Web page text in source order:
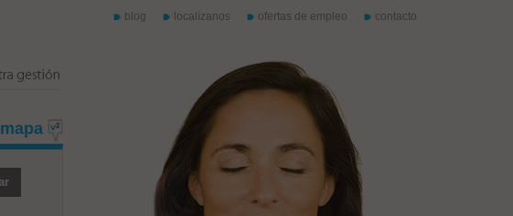
blog localízanos ofertas de empleo contacto
mapa